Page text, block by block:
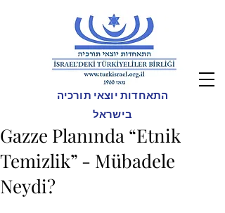
התאחדות יוצאי תורכיה
בישראל
Gazze Planında “Etnik
Temizlik” - Mübadele
Neydi?